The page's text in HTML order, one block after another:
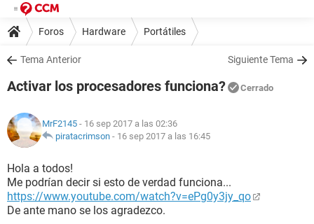
Foros Hardware Portátiles
Tema Anterior Siguiente Tema
Activar los procesadores funciona? Cerrado
MrF2145 - 16 sep 2017 a las 02:36
piratacrimson - 16 sep 2017 a las 16:45
Hola a todos!
Me podrían decir si esto de verdad funciona...
https://www.youtube.com/watch?v=ePg0y3jy_qo
De ante mano se los agradezco.